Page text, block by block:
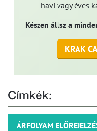
havi vagy éves
Készen állsz a
KRAK
Címkék:
ÁRFOLYAM